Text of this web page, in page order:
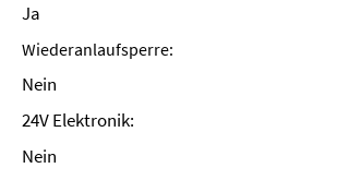
Ja
Wiederanlaufsperre:
Nein
24V Elektronik:
Nein